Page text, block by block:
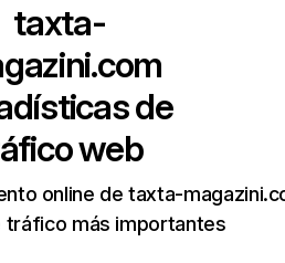
taxta-
de
web
online de taxta-
tráfico más importantes